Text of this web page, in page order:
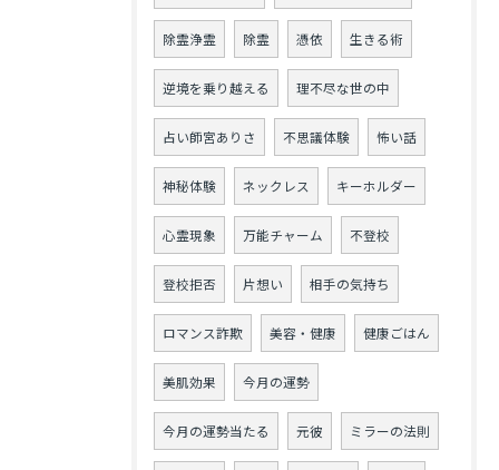
除霊浄霊 除霊 憑依 生きる術
逆境を乗り越える 理不尽な世の中
占い師宮ありさ 不思議体験 怖い話
神秘体験 ネックレス キーホルダー
心霊現象 万能チャーム 不登校
登校拒否 片想い 相手の気持ち
ロマンス詐欺 美容・健康 健康ごはん
美肌効果 今月の運勢
今月の運勢当たる 元彼 ミラーの法則